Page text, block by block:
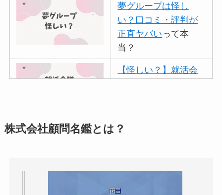
夢グループは怪し
い？口コミ・評判が
正直ヤバいって本
当？
【怪しい？】就活会
アトムクリニックは
本当？
【怪しい？】帝国デ
株式会社顧問名鑑とは？